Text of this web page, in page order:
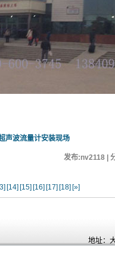
声波流量计安装现场
发布:nv2118 |
[14] [15] [16] [17] [18] [»]
地址：